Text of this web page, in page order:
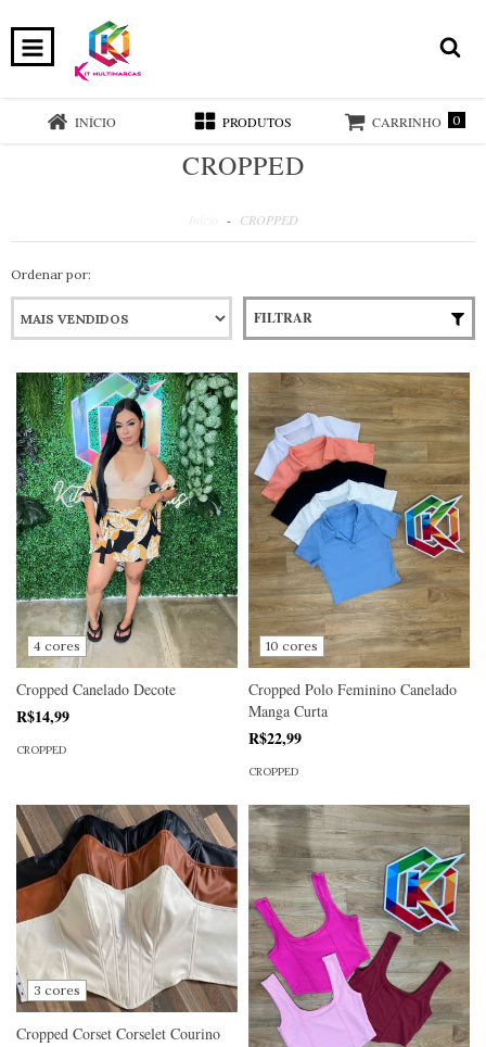
INÍCIO PRODUTOS CARRINHO 0
CROPPED
- CROPPED
Ordenar por:
FILTRAR
4 cores
Cropped Canelado Decote
R$14,99
CROPPED
10 cores
Cropped Polo Feminino Canelado
Manga Curta
R$22,99
CROPPED
3 cores
Cropped Corset Corselet Courino